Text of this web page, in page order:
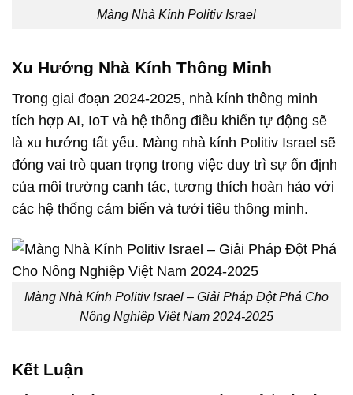
Màng Nhà Kính Politiv Israel
Xu Hướng Nhà Kính Thông Minh
Trong giai đoạn 2024-2025, nhà kính thông minh
tích hợp AI, IoT và hệ thống điều khiển tự động sẽ
là xu hướng tất yếu. Màng nhà kính Politiv Israel sẽ
đóng vai trò quan trọng trong việc duy trì sự ổn định
của môi trường canh tác, tương thích hoàn hảo với
các hệ thống cảm biến và tưới tiêu thông minh.
Màng Nhà Kính Politiv Israel – Giải Pháp Đột Phá Cho
Nông Nghiệp Việt Nam 2024-2025
Kết Luận